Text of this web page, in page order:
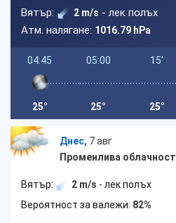
Вятър: 2 m/s - лек полъх
Атм. налягане: 1016.79 hPa
04:45
25°
05:00
25°
15'
25°
Днес, 7 авг
Променлива облачност
Вятър: 2 m/s - лек полъх
Вероятност за валежи: 82%